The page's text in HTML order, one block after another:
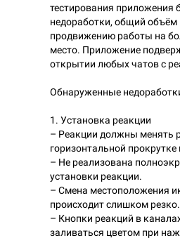
тестирования
недоработки, общий
продвижению работы на
место. Приложение
открытии любых чатов с
Обнаруженные
1. Установка реакции
– Реакции должны менять
горизонтальной
– Не реализована
установки реакции.
– Смена местоположения
происходит слишком резко.
– Кнопки реакций в
заливаться цветом при